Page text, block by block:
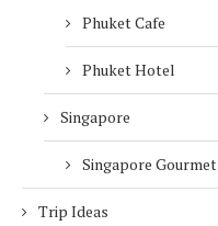
Phuket Cafe
Phuket Hotel
Singapore
Singapore Gourmet
Trip Ideas